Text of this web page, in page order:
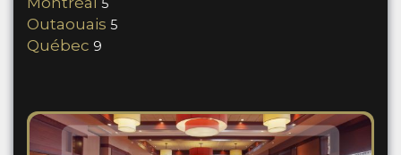
5
Outaouais 5
Québec 9